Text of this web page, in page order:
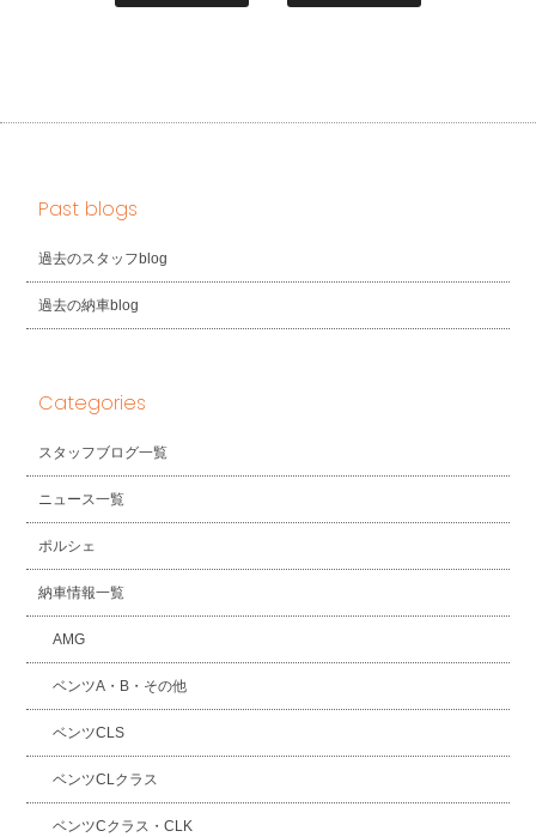
Past blogs
過去のスタッフblog
過去の納車blog
Categories
スタッフブログ一覧
ニュース一覧
ポルシェ
納車情報一覧
AMG
ベンツA・B・その他
ベンツCLS
ベンツCLクラス
ベンツCクラス・CLK